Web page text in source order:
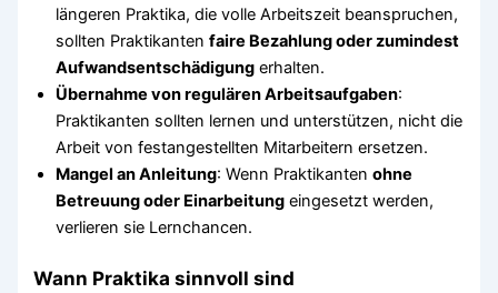
längeren Praktika, die volle Arbeitszeit beanspruchen,
sollten Praktikantenfaire Bezahlung oder zumindest
Aufwandsentschädigung erhalten.
Übernahme von regulären Arbeitsaufgaben:
Praktikanten sollten lernen und unterstützen, nicht die
Arbeit von festangestellten Mitarbeitern ersetzen.
Mangel an Anleitung: Wenn Praktikantenohne
Betreuung oder Einarbeitung eingesetzt werden,
verlieren sie Lernchancen.
Wann Praktika sinnvoll sind